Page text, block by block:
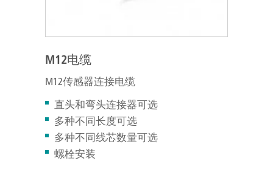
M12电缆
M12传感器连接电缆
直头和弯头连接器可选
多种不同长度可选
多种不同线芯数量可选
螺栓安装